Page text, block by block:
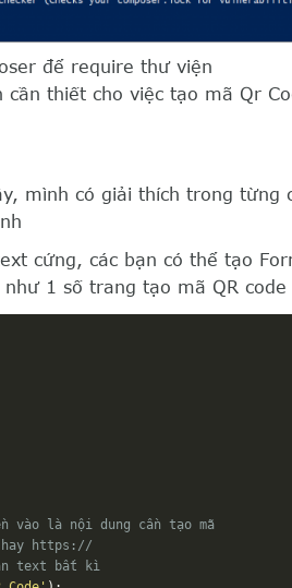
để require thư viện
thiết cho việc tạo mã Qr
mình có giải thích trong từng
cứng, các bạn có thể tạo
1 số trang tạo mã QR code
vào là nội dung cần tạo mã
https://
text bất kì